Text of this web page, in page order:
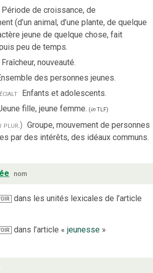
Période de croissance, de
(d’un animal, d’une plante, de quelque
jeune de quelque chose, fait
peu de temps.
Fraîcheur, nouveauté.
des personnes jeunes.
Enfants et adolescents.
fille, jeune femme. (inTLF)
plur.) Groupe, mouvement de personnes
par des intérêts, des idéaux communs.
nom
dans les unités lexicales de l’article
dans l’article « jeunesse»